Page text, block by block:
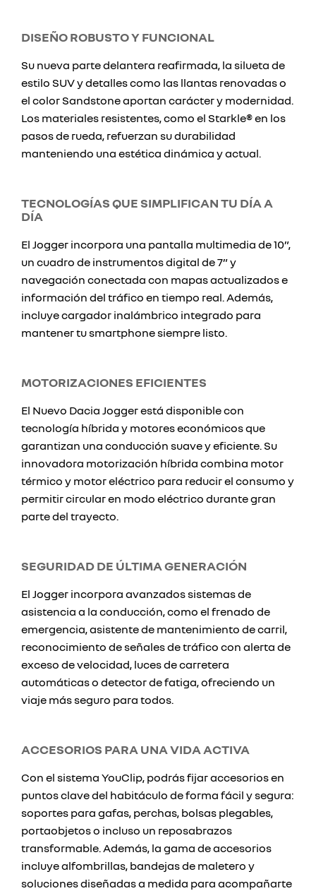
DISEÑO ROBUSTO Y FUNCIONAL
Su nueva parte delantera reafirmada, la silueta de
estilo SUV y detalles como las llantas renovadas o
el color Sandstone aportan carácter y modernidad.
Los materiales resistentes, como el Starkle® en los
pasos de rueda, refuerzan su durabilidad
manteniendo una estética dinámica y actual.
TECNOLOGÍAS QUE SIMPLIFICAN TU DÍA A
DÍA
El Jogger incorpora una pantalla multimedia de 10”,
un cuadro de instrumentos digital de 7” y
navegación conectada con mapas actualizados e
información del tráfico en tiempo real. Además,
incluye cargador inalámbrico integrado para
mantener tu smartphone siempre listo.
MOTORIZACIONES EFICIENTES
El Nuevo Dacia Jogger está disponible con
tecnología híbrida y motores económicos que
garantizan una conducción suave y eficiente. Su
innovadora motorización híbrida combina motor
térmico y motor eléctrico para reducir el consumo y
permitir circular en modo eléctrico durante gran
parte del trayecto.
SEGURIDAD DE ÚLTIMA GENERACIÓN
El Jogger incorpora avanzados sistemas de
asistencia a la conducción, como el frenado de
emergencia, asistente de mantenimiento de carril,
reconocimiento de señales de tráfico con alerta de
exceso de velocidad, luces de carretera
automáticas o detector de fatiga, ofreciendo un
viaje más seguro para todos.
ACCESORIOS PARA UNA VIDA ACTIVA
Con el sistema YouClip, podrás fijar accesorios en
puntos clave del habitáculo de forma fácil y segura:
soportes para gafas, perchas, bolsas plegables,
portaobjetos o incluso un reposabrazos
transformable. Además, la gama de accesorios
incluye alfombrillas, bandejas de maletero y
soluciones diseñadas a medida para acompañarte